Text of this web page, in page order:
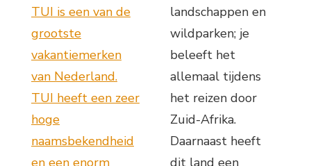
TUI is een van de
grootste
vakantiemerken
van Nederland.
TUI heeft een zeer
hoge
naamsbekendheid
en een enorm
landschappen en
wildparken; je
beleeft het
allemaal tijdens
het reizen door
Zuid-Afrika.
Daarnaast heeft
dit land een